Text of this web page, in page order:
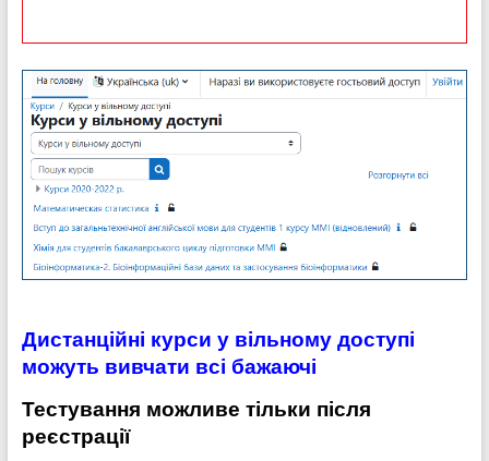
Дистанційні курси у вільному доступі
можуть вивчати всі бажаючі
Тестування можливе тільки після
реєстрації